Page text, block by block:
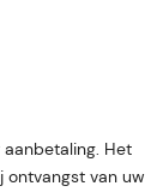
Het
van uw